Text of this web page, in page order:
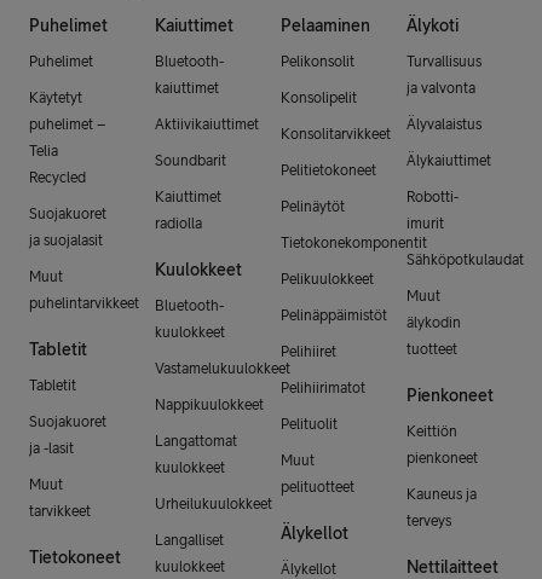
Puhelimet
Puhelimet
Käytetyt
puhelimet –
Telia
Recycled
Suojakuoret
ja suojalasit
Muut
puhelintarvikkeet
Tabletit
Tabletit
Suojakuoret
ja -lasit
Muut
tarvikkeet
Tietokoneet
Kaiuttimet
Bluetooth-
kaiuttimet
Aktiivikaiuttimet
Soundbarit
Kaiuttimet
radiolla
Kuulokkeet
Bluetooth-
kuulokkeet
Vastamelukuulokkeet
Nappikuulokkeet
Langattomat
kuulokkeet
Urheilukuulokkeet
Langalliset
kuulokkeet
Pelaaminen
Pelikonsolit
Konsolipelit
Konsolitarvikkeet
Pelitietokoneet
Pelinäytöt
Tietokonekomponentit
Pelikuulokkeet
Pelinäppäimistöt
Pelihiiret
Pelihiirimatot
Pelituolit
Muut
pelituotteet
Älykellot
Älykellot
Älykoti
Turvallisuus
ja valvonta
Älyvalaistus
Älykaiuttimet
Robotti-
imurit
Sähköpotkulaudat
Muut
älykodin
tuotteet
Pienkoneet
Keittiön
pienkoneet
Kauneus ja
terveys
Nettilaitteet